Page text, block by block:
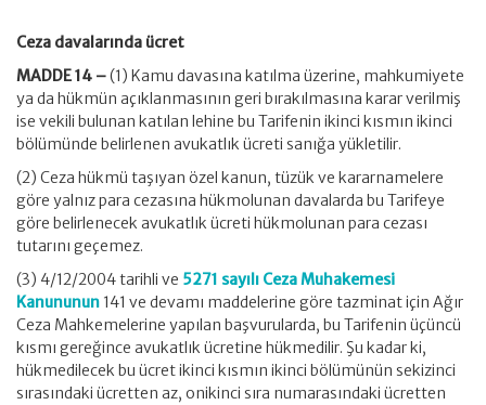
Ceza davalarında ücret
MADDE 14 –(1) Kamu davasına katılma üzerine, mahkumiyete
ya da hükmün açıklanmasının geri bırakılmasına karar verilmiş
ise vekili bulunan katılan lehine bu Tarifenin ikinci kısmın ikinci
bölümünde belirlenen avukatlık ücreti sanığa yükletilir.
(2) Ceza hükmü taşıyan özel kanun, tüzük ve kararnamelere
göre yalnız para cezasına hükmolunan davalarda bu Tarifeye
göre belirlenecek avukatlık ücreti hükmolunan para cezası
tutarını geçemez.
(3) 4/12/2004 tarihli ve 5271 sayılı Ceza Muhakemesi
Kanununun 141 ve devamı maddelerine göre tazminat için Ağır
Ceza Mahkemelerine yapılan başvurularda, bu Tarifenin üçüncü
kısmı gereğince avukatlık ücretine hükmedilir. Şu kadar ki,
hükmedilecek bu ücret ikinci kısmın ikinci bölümünün sekizinci
sırasındaki ücretten az, onikinci sıra numarasındaki ücretten